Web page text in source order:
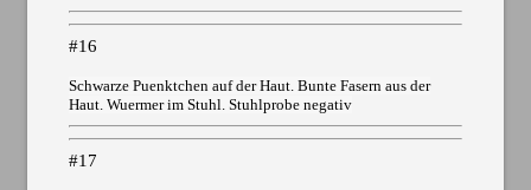
#16
Schwarze Puenktchen auf der Haut. Bunte Fasern aus der
Haut. Wuermer im Stuhl. Stuhlprobe negativ
#17